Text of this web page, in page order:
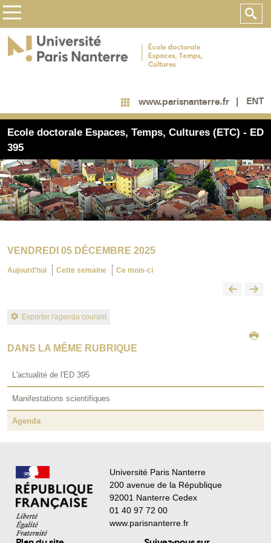
www.parisnanterre.fr ENT
Ecole doctorale Espaces, Temps, Cultures (ETC) - ED
395
VENDREDI 05 DÉCEMBRE 2025
Aujourd'hui Cette semaine Ce mois-ci
Exporter l'agenda courant
DANS LA MÊME RUBRIQUE
L'actualité de l'ED 395
Manifestations scientifiques
Agenda
Université Paris Nanterre
200 avenue de la République
92001 Nanterre Cedex
01 40 97 72 00
www.parisnanterre.fr